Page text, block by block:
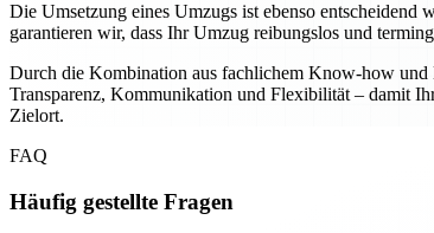
Die Umsetzung eines Umzugs ist ebenso entscheidend
garantieren wir, dass Ihr Umzug reibungslos und
Durch die Kombination aus fachlichem Know-how und
Transparenz, Kommunikation und Flexibilität – damit
Zielort.
FAQ
Häufig gestellte Fragen